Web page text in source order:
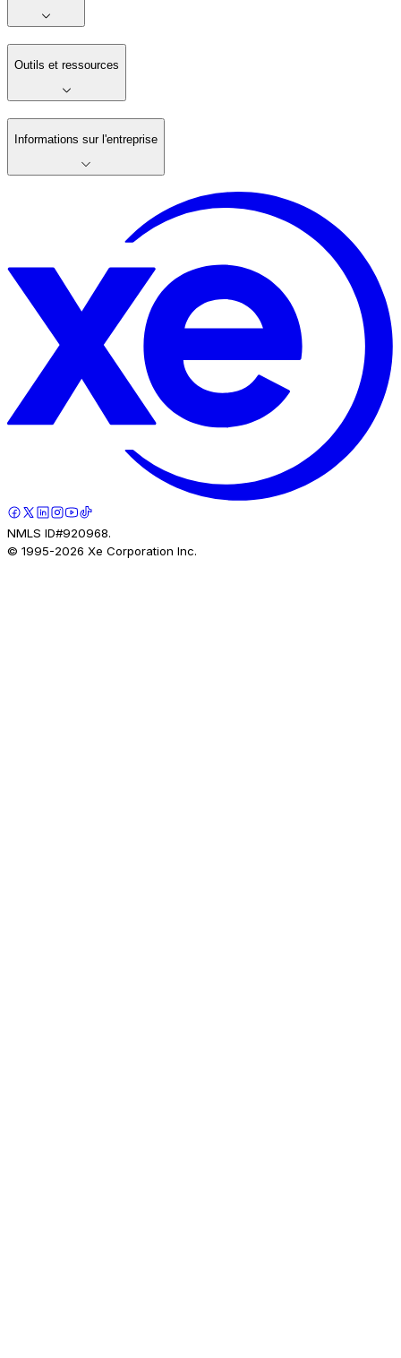
Outils et ressources
Informations sur l'entreprise
NMLS ID#920968.
© 1995-2026 Xe Corporation Inc.